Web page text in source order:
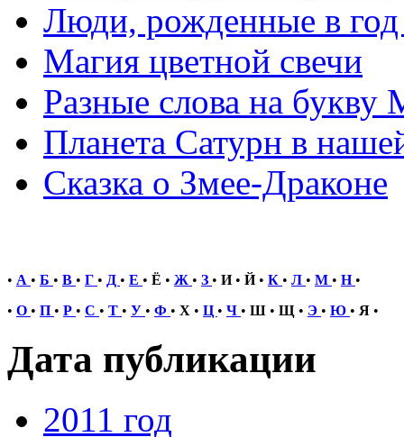
Люди, рожденные в
Магия цветной свечи
Разные слова на букву
Планета Сатурн в
Сказка о Змее-Драконе
• А • Б • В • Г • Д • Е • Ё • Ж • З • И • Й • К • Л • М • Н •
• О • П • Р • С • Т • У • Ф • Х • Ц • Ч • Ш • Щ • Э • Ю • Я •
Дата публикации
2011 год